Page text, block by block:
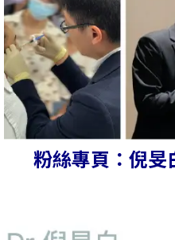
粉絲專頁：倪旻